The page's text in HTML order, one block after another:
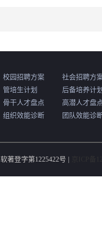
校园招聘方案
社会招聘方
管培生计划
后备培养计
骨干人才盘点
高潜人才盘
组织效能诊断 团队效能诊
软著登字第1225422号 |